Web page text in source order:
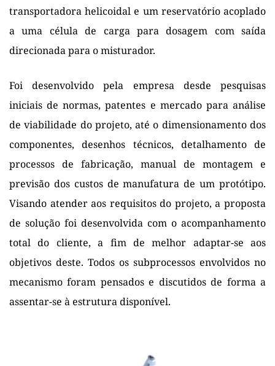
transportadora helicoidal e um reservatório acoplado
a uma célula de carga para dosagem com saída
direcionada para o misturador.
Foi desenvolvido pela empresa desde pesquisas
iniciais de normas, patentes e mercado para análise
de viabilidade do projeto, até o dimensionamento dos
componentes, desenhos técnicos, detalhamento de
processos de fabricação, manual de montagem e
previsão dos custos de manufatura de um protótipo.
Visando atender aos requisitos do projeto, a proposta
de solução foi desenvolvida com o acompanhamento
total do cliente, a fim de melhor adaptar-se aos
objetivos deste. Todos os subprocessos envolvidos no
mecanismo foram pensados e discutidos de forma a
assentar-se à estrutura disponível.